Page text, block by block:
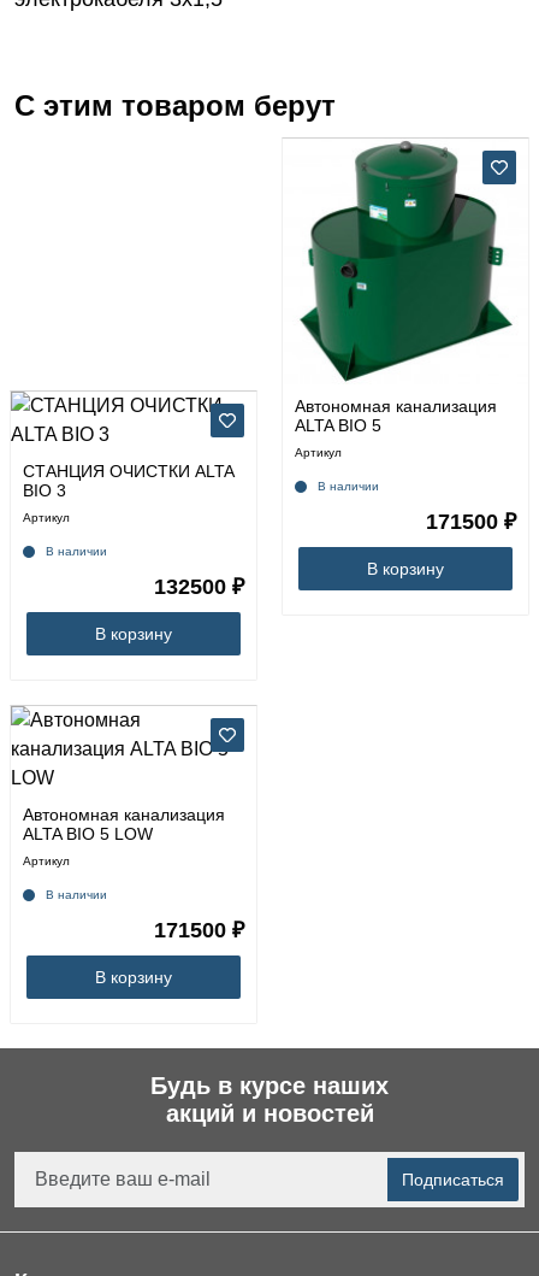
С этим товаром берут
СТАНЦИЯ ОЧИСТКИ ALTA
BIO 3
Артикул
В наличии
132500 ₽
В корзину
Автономная канализация
ALTA BIO 5
Артикул
В наличии
171500 ₽
В корзину
Автономная канализация
ALTA BIO 5 LOW
Артикул
В наличии
171500 ₽
В корзину
Будь в курсе наших
акций и новостей
Подписаться